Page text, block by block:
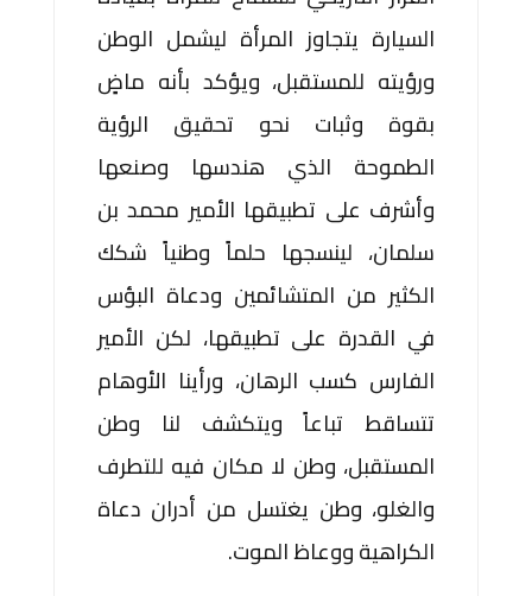
السيارة يتجاوز المرأة ليشمل الوطن
ورؤيته للمستقبل، ويؤكد بأنه ماضٍ
بقوة وثبات نحو تحقيق الرؤية
الطموحة الذي هندسها وصنعها
وأشرف على تطبيقها الأمير محمد بن
سلمان، لينسجها حلماً وطنياً شكك
الكثير من المتشائمين ودعاة البؤس
في القدرة على تطبيقها، لكن الأمير
الفارس كسب الرهان، ورأينا الأوهام
تتساقط تباعاً ويتكشف لنا وطن
المستقبل، وطن لا مكان فيه للتطرف
والغلو، وطن يغتسل من أدران دعاة
الكراهية ووعاظ الموت.